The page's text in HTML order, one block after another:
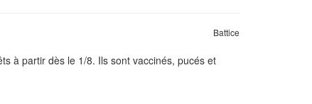
Battice
à partir dès le 1/8. Ils sont vaccinés, pucés et